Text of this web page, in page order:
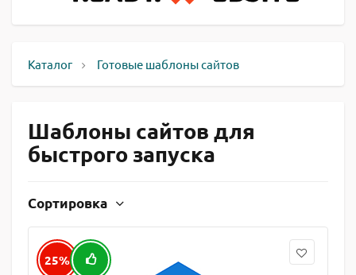
Каталог Готовые шаблоны сайтов
Шаблоны сайтов для
быстрого запуска
Сортировка
25%